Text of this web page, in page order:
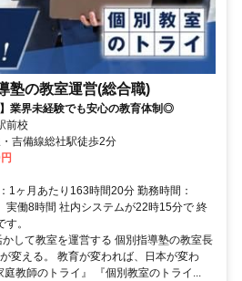
塾の教室運営(総合職)
業界未経験でも安心の教育体制◎
前校
吉備線総社駅徒歩2分
1ヶ月あたり163時間20分 勤務時間：
実働8時間 社内システムが22時15分で 終
。
して教室を運営する 個別指導塾の教室長
変える。 教育が変われば、日本が変わ
教師のトライ』 『個別教室のトライ...